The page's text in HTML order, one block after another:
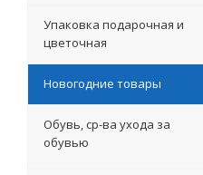
Упаковка подарочная и
цветочная
Новогодние товары
Обувь, ср-ва ухода за
обувью